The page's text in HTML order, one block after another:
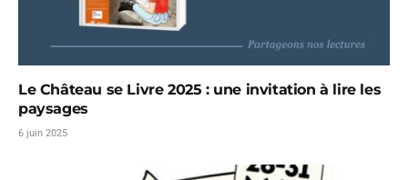
Le Château se Livre 2025 : une invitation à lire les
paysages
6 juin 2025